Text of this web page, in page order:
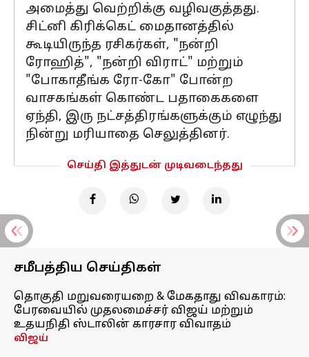
அமைத்து வெற்றிக்கு வழிவகுத்தது.
சிட்னி கிரிக்கெட் மைதானத்தில்
கூடியிருந்த ரசிகர்கள், "நன்றி
ரோஹித்", "நன்றி விராட்" மற்றும்
"போகாதீங்க ரோ-கோ" போன்ற
வாசகங்கள் கொண்ட பதாகைகளை
ஏந்தி, இரு நட்சத்திரங்களுக்கும் எழுந்து
நின்று மரியாதை செலுத்தினர்.
செய்தி இத்துடன் முடிவடைந்தது
சமீபத்திய செய்திகள்
தொகுதி மறுவரையறை & மேகதாது விவகாரம்:
பேரவையில் முதலமைச்சர் விஜய் மற்றும்
உதயநிதி ஸ்டாலின் காரசார விவாதம்
விஜய்